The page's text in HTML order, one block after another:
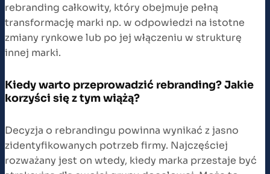
rebranding całkowity, który obejmuje pełną
transformację marki np. w odpowiedzi na istotne
zmiany rynkowe lub po jej włączeniu w strukturę
innej marki.
Kiedy warto przeprowadzić rebranding? Jakie
korzyści się z tym wiążą?
Decyzja o rebrandingu powinna wynikać z jasno
zidentyfikowanych potrzeb firmy. Najczęściej
rozważany jest on wtedy, kiedy marka przestaje być